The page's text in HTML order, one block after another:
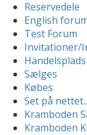
Reservedele
English
Test Forum
Invitationer/
Handelsplads
Sælges
Købes
Set på nettet..
Kramboden
Kramboden